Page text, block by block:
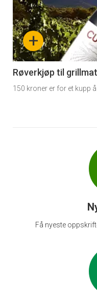
akkurat
nå
-
6
+
Røverkjøp til
150 kroner er for et kupp
Få nyeste